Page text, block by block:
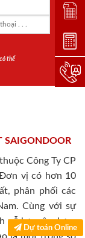
thể
SAIGONDOOR
Công Ty CP
vị có hơn 10
phân phối các
Cùng với sự
nỗ lực xây dựng
là một trong số
Dự toán Online
Đặt
Dự